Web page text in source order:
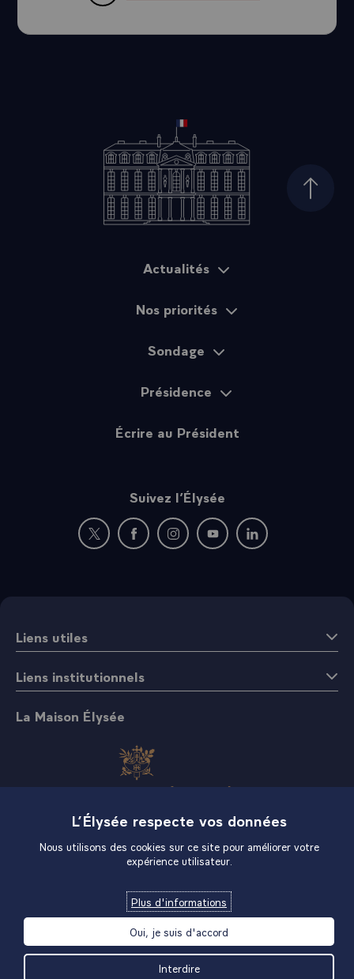
Haut
Actualités
Nos priorités
Sondage
Présidence
Écrire au Président
Suivez l’Élysée
Nouvelle fenêtre : rejoignez-nous sur Twitter
Nouvelle fenêtre : rejoignez-nous sur
Nouvelle fenêtre : rejoignez-nous
Nouvelle fenêtre :
Nouvelle fenêtre :
Liens utiles
Liens institutionnels
La Maison Élysée
L’Élysée respecte vos données
Nous utilisons des cookies sur ce site pour améliorer votre
expérience utilisateur.
Plus d'informations
Oui, je suis d'accord
Interdire